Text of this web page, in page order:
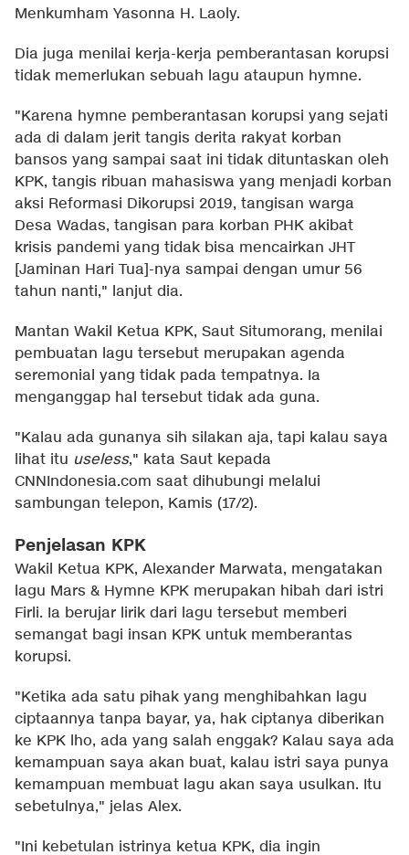
Menkumham Yasonna H. Laoly.
Dia juga menilai kerja-kerja pemberantasan korupsi
tidak memerlukan sebuah lagu ataupun hymne.
"Karena hymne pemberantasan korupsi yang sejati
ada di dalam jerit tangis derita rakyat korban
bansos yang sampai saat ini tidak dituntaskan oleh
KPK, tangis ribuan mahasiswa yang menjadi korban
aksi Reformasi Dikorupsi 2019, tangisan warga
Desa Wadas, tangisan para korban PHK akibat
krisis pandemi yang tidak bisa mencairkan JHT
[Jaminan Hari Tua]-nya sampai dengan umur 56
tahun nanti," lanjut dia.
Mantan Wakil Ketua KPK, Saut Situmorang, menilai
pembuatan lagu tersebut merupakan agenda
seremonial yang tidak pada tempatnya. Ia
menganggap hal tersebut tidak ada guna.
"Kalau ada gunanya sih silakan aja, tapi kalau saya
lihat itu useless," kata Saut kepada
CNNIndonesia.com saat dihubungi melalui
sambungan telepon, Kamis (17/2).
Penjelasan KPK
Wakil Ketua KPK, Alexander Marwata, mengatakan
lagu Mars & Hymne KPK merupakan hibah dari istri
Firli. Ia berujar lirik dari lagu tersebut memberi
semangat bagi insan KPK untuk memberantas
korupsi.
"Ketika ada satu pihak yang menghibahkan lagu
ciptaannya tanpa bayar, ya, hak ciptanya diberikan
ke KPK lho, ada yang salah enggak? Kalau saya ada
kemampuan saya akan buat, kalau istri saya punya
kemampuan membuat lagu akan saya usulkan. Itu
sebetulnya," jelas Alex.
"Ini kebetulan istrinya ketua KPK, dia ingin